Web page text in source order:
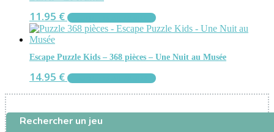
11.95 €
Escape Puzzle Kids – 368 pièces – Une Nuit au Musée
14.95 €
Rechercher un jeu